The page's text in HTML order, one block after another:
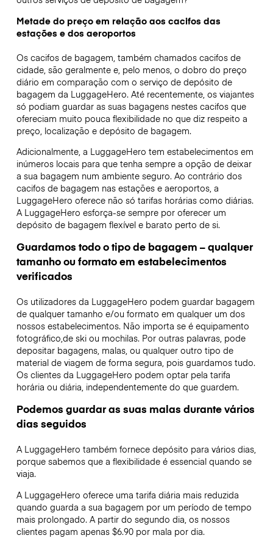
Metade do preço em relação aos cacifos das
estações e dos aeroportos
Os cacifos de bagagem, também chamados cacifos de
cidade, são geralmente e, pelo menos, o dobro do preço
diário em comparação com o serviço de depósito de
bagagem da LuggageHero. Até recentemente, os viajantes
só podiam guardar as suas bagagens nestes cacifos que
ofereciam muito pouca flexibilidade no que diz respeito a
preço, localização e depósito de bagagem.
Adicionalmente, a LuggageHero tem estabelecimentos em
inúmeros locais para que tenha sempre a opção de deixar
a sua bagagem num ambiente seguro. Ao contrário dos
cacifos de bagagem nas estações e aeroportos, a
LuggageHero oferece não só tarifas horárias como diárias.
A LuggageHero esforça-se sempre por oferecer um
depósito de bagagem flexível e barato perto de si.
Guardamos todo o tipo de bagagem – qualquer
tamanho ou formato em estabelecimentos
verificados
Os utilizadores da LuggageHero podem guardar bagagem
de qualquer tamanho e/ou formato em qualquer um dos
nossos estabelecimentos. Não importa se é equipamento
fotográfico,de ski ou mochilas. Por outras palavras, pode
depositar bagagens, malas, ou qualquer outro tipo de
material de viagem de forma segura, pois guardamos tudo.
Os clientes da LuggageHero podem optar pela tarifa
horária ou diária, independentemente do que guardem.
Podemos guardar as suas malas durante vários
dias seguidos
A LuggageHero também fornece depósito para vários dias,
porque sabemos que a flexibilidade é essencial quando se
viaja.
A LuggageHero oferece uma tarifa diária mais reduzida
quando guarda a sua bagagem por um período de tempo
mais prolongado. A partir do segundo dia, os nossos
clientes pagam apenas $6.90 por mala por dia.